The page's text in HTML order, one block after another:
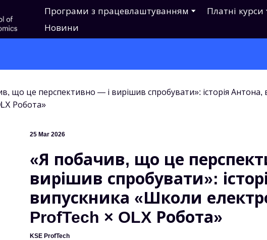
Програми з працевлаштуванням Платні курси
Новини
25 Mar 2026
«Я побачив, що це
вирішив спробувати»:
випускника «Школи
ProfTech × OLX Робота»
KSE ProfTech